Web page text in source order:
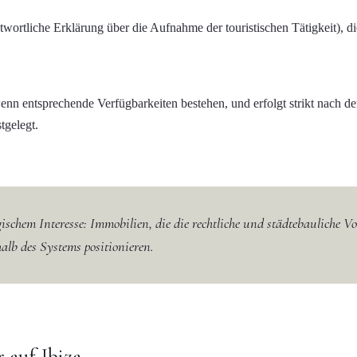
Erklärung über die Aufnahme der touristischen
entsprechende Verfügbarkeiten bestehen, und erfolgt strikt nach
Interesse: Immobilien, die die rechtliche und städtebauliche
des Systems positionieren.